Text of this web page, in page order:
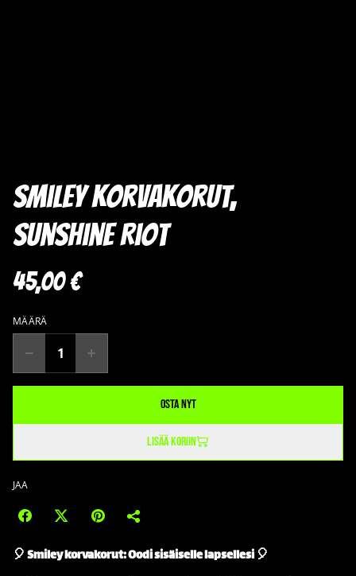
Smiley korvakorut,
Sunshine Riot
45,00 €
MÄÄRÄ
Osta nyt
Lisää koriin
JAA
🎈 Smiley korvakorut: Oodi sisäiselle lapsellesi 🎈